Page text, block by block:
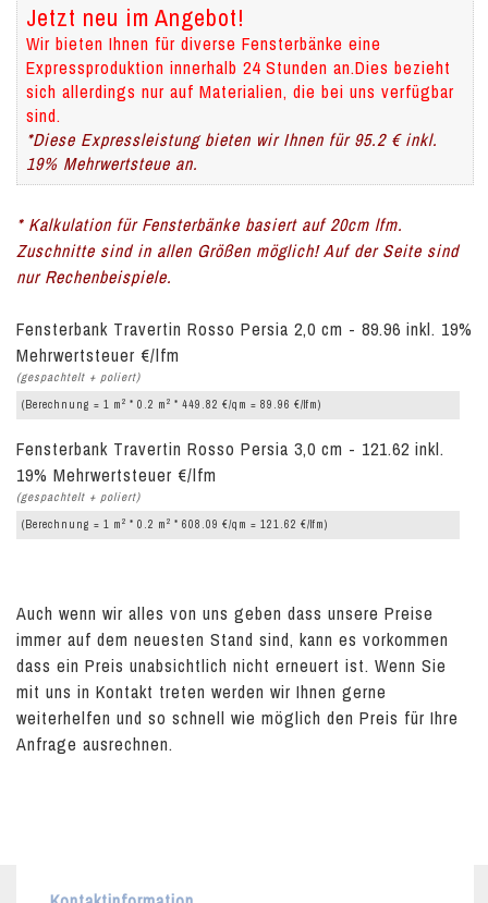
Jetzt neu im Angebot!
Wir bieten Ihnen für diverse Fensterbänke eine
Expressproduktion innerhalb 24 Stunden an.Dies bezieht
sich allerdings nur auf Materialien, die bei uns verfügbar
sind.
*Diese Expressleistung bieten wir Ihnen für 95.2 € inkl.
19% Mehrwertsteue an.
* Kalkulation für Fensterbänke basiert auf 20cm lfm.
Zuschnitte sind in allen Größen möglich! Auf der Seite sind
nur Rechenbeispiele.
Fensterbank Travertin Rosso Persia 2,0 cm - 89.96 inkl. 19%
Mehrwertsteuer €/lfm
(gespachtelt + poliert)
(Berechnung = 1 m 2 * 0.2 m 2 * 449.82 €/qm = 89.96 €/lfm)
Fensterbank Travertin Rosso Persia 3,0 cm - 121.62 inkl.
19% Mehrwertsteuer €/lfm
(gespachtelt + poliert)
(Berechnung = 1 m 2 * 0.2 m 2 * 608.09 €/qm = 121.62 €/lfm)
Auch wenn wir alles von uns geben dass unsere Preise
immer auf dem neuesten Stand sind, kann es vorkommen
dass ein Preis unabsichtlich nicht erneuert ist. Wenn Sie
mit uns in Kontakt treten werden wir Ihnen gerne
weiterhelfen und so schnell wie möglich den Preis für Ihre
Anfrage ausrechnen.